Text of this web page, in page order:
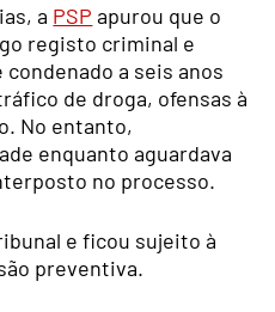
a PSP apurou que o
registo criminal e
a seis anos
de droga, ofensas à
No entanto,
enquanto aguardava
no processo.
e ficou sujeito à
preventiva.